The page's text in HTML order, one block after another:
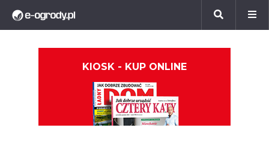
KIOSK - KUP ONLINE